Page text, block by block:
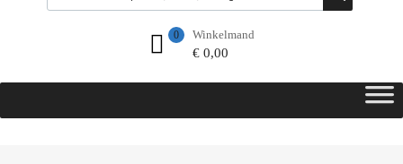
Winkelmand
€0,00
0